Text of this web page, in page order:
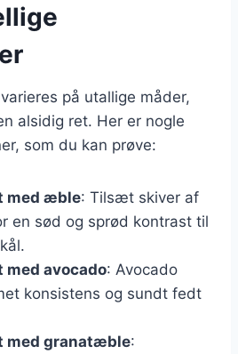
på utallige måder,
alsidig ret. Her er nogle
som du kan prøve:
med æble: Tilsæt skiver af
en sød og sprød kontrast til
med avocado: Avocado
konsistens og sundt fedt
med granatæble: